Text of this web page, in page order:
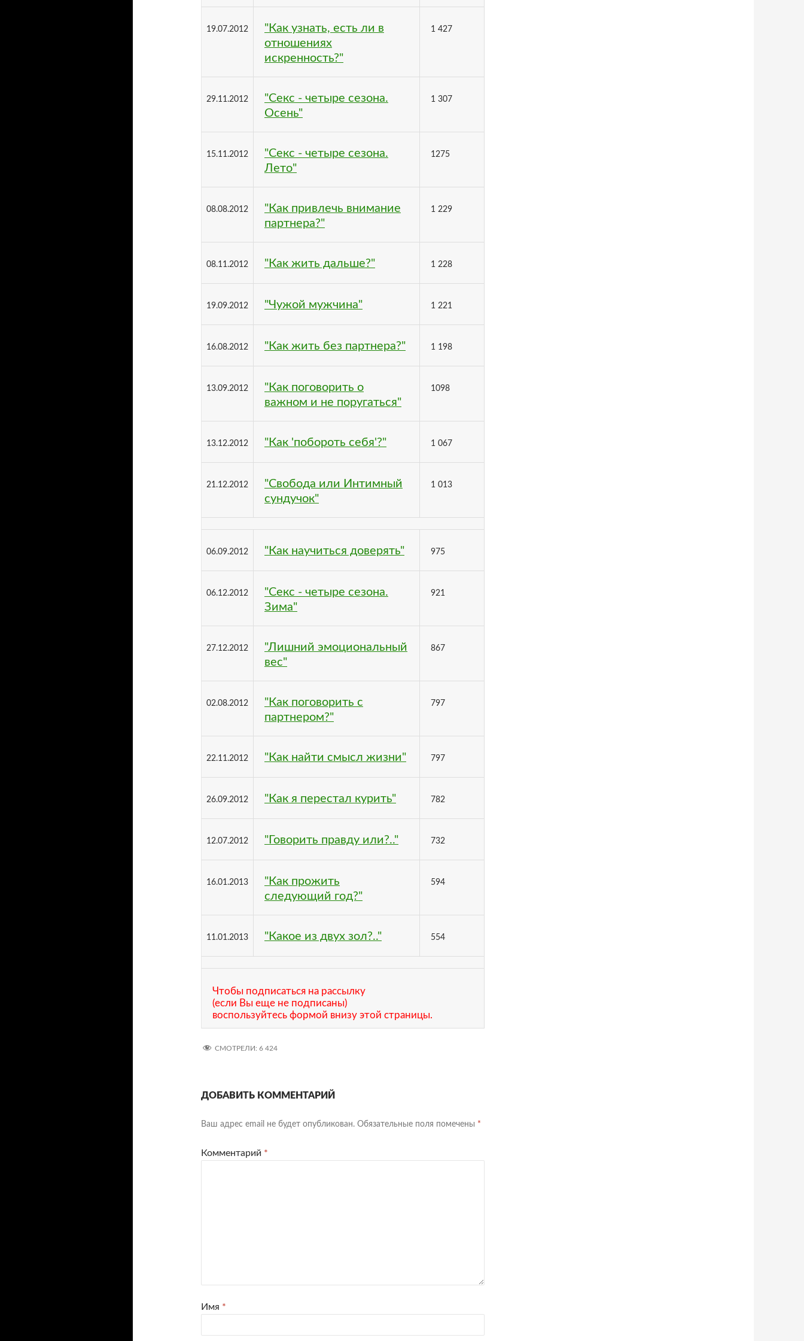
19.07.2012
"Как узнать, есть ли в
отношениях
искренность?"
1 427
29.11.2012
"Секс - четыре сезона.
Осень"
1 307
15.11.2012
"Секс - четыре сезона.
Лето"
1275
08.08.2012
"Как привлечь внимание
партнера?"
1 229
08.11.2012 "Как жить дальше?" 1 228
19.09.2012 "Чужой мужчина" 1 221
16.08.2012 "Как жить без партнера?" 1 198
13.09.2012
"Как поговорить о
важном и не поругаться"
1098
13.12.2012 "Как 'побороть себя'?" 1 067
21.12.2012
"Свобода или Интимный
сундучок"
1 013
06.09.2012 "Как научиться доверять" 975
06.12.2012
"Секс - четыре сезона.
Зима"
921
27.12.2012
"Лишний эмоциональный
вес"
867
02.08.2012
"Как поговорить с
партнером?"
797
22.11.2012 "Как найти смысл жизни" 797
26.09.2012 "Как я перестал курить" 782
12.07.2012 "Говорить правду или?.." 732
16.01.2013
"Как прожить
следующий год?"
594
11.01.2013 "Какое из двух зол?.." 554
Чтобы подписаться на рассылку
(если Вы еще не подписаны)
воспользуйтесь формой внизу этой страницы.
СМОТРЕЛИ: 6 424
ДОБАВИТЬ КОММЕНТАРИЙ
Ваш адрес email не будет опубликован. Обязательные поля помечены *
Комментарий *
Имя *